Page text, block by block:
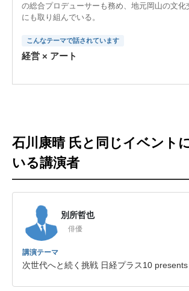
の総合プロデューサーも務め、地元岡山の文化
にも取り組んでいる。
こんなテーマで話されています
経営 × アート
石川康晴 氏と同じイベント
いる講演者
別所哲也
俳優
講演テーマ
次世代へと続く挑戦 日経プラス10 presents